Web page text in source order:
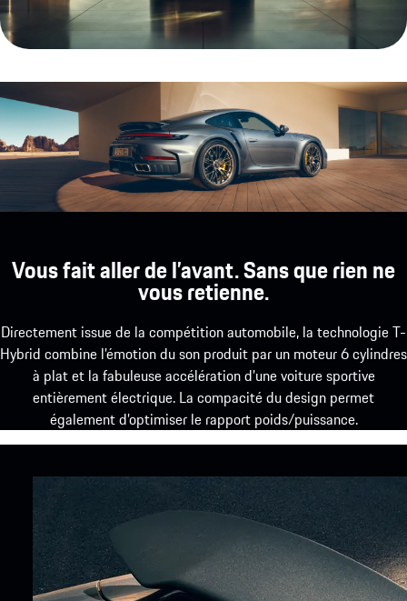
Vous fait aller de l’avant. Sans que rien ne
vous retienne.
Directement issue de la compétition automobile, la technologie T-
Hybrid combine l’émotion du son produit par un moteur 6 cylindres
à plat et la fabuleuse accélération d’une voiture sportive
entièrement électrique. La compacité du design permet
également d’optimiser le rapport poids/puissance.